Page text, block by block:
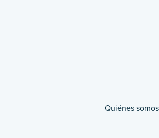
Quiénes somos